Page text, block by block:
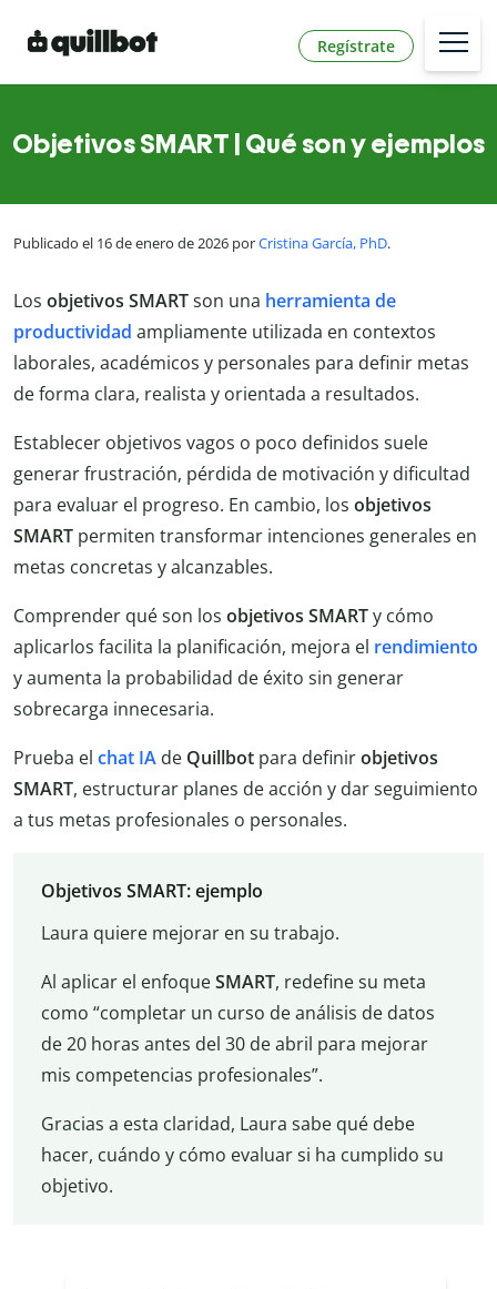
Regístrate
Objetivos SMART | Qué son y ejemplos
Publicado el 16 de enero de 2026 porCristina García, PhD.
Los objetivos SMARTson una herramienta de
productividad ampliamente utilizada en contextos
laborales, académicos y personales para definir metas
de forma clara, realista y orientada a resultados.
Establecer objetivos vagos o poco definidos suele
generar frustración, pérdida de motivación y dificultad
para evaluar el progreso. En cambio, los objetivos
SMART permiten transformar intenciones generales en
metas concretas y alcanzables.
Comprender qué son los objetivos SMARTy cómo
aplicarlos facilita la planificación, mejora el rendimiento
y aumenta la probabilidad de éxito sin generar
sobrecarga innecesaria.
Prueba el chat IA de Quillbot para definirobjetivos
SMART, estructurar planes de acción y dar seguimiento
a tus metas profesionales o personales.
Objetivos SMART: ejemplo
Laura quiere mejorar en su trabajo.
Al aplicar el enfoqueSMART, redefine su meta
como “completar un curso de análisis de datos
de 20 horas antes del 30 de abril para mejorar
mis competencias profesionales”.
Gracias a esta claridad, Laura sabe qué debe
hacer, cuándo y cómo evaluar si ha cumplido su
objetivo.